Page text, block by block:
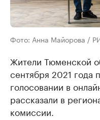
Фото: Анна Майорова /
Жители Тюменской
сентября 2021 года
голосовании в
рассказали в
комиссии.